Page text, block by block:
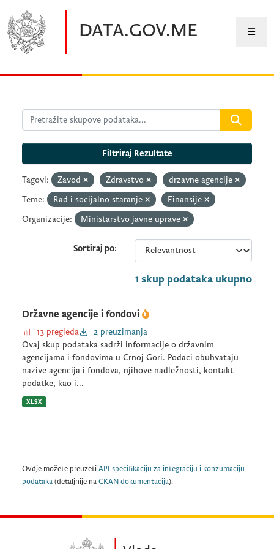
DATA.GOV.ME
Filtriraj Rezultate
Tagovi: Zavod Zdravstvo
drzavne agencije
Teme:
Rad i socijalno staranje
Finansije
Organizacije:
Ministarstvo javne uprave
Sortiraj po
1 skup podataka ukupno
Državne agencije i fondovi
13 pregleda
2 preuzimanja
Ovaj skup podataka sadrži informacije o državnim
agencijama i fondovima u Crnoj Gori. Podaci obuhvataju
nazive agencija i fondova, njihove nadležnosti, kontakt
podatke, kao i...
XLSX
Ovdje možete preuzeti API specifikaciju za integraciju i konzumaciju
podataka (detaljnije na CKAN dokumentacija).